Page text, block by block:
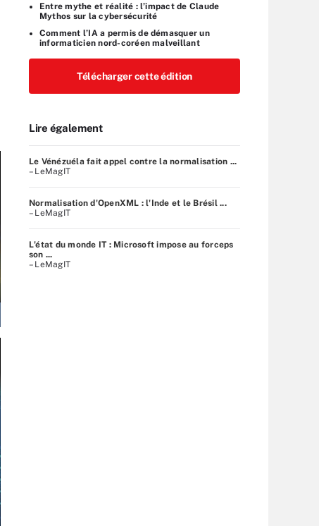
Entre mythe et réalité : l’impact de Claude
Mythos sur la cybersécurité
Comment l’IA a permis de démasquer un
informaticien nord-coréen malveillant
Télécharger cette édition
Lire également
Le Vénézuéla fait appel contre la normalisation ...
– LeMagIT
Normalisation d'OpenXML : l'Inde et le Brésil ...
– LeMagIT
L'état du monde IT : Microsoft impose au forceps
son ...
– LeMagIT